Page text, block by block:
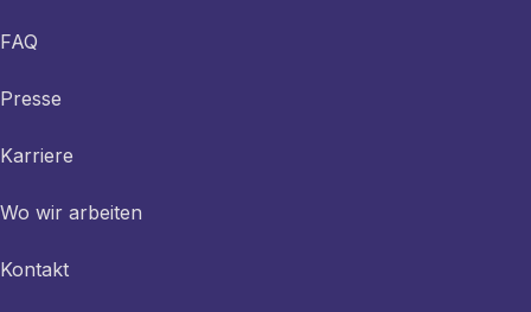
FAQ
Presse
Karriere
Wo wir arbeiten
Kontakt